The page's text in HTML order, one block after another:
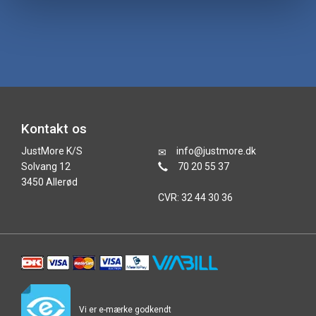
Kontakt os
JustMore K/S
Solvang 12
3450 Allerød
info@justmore.dk
70 20 55 37
CVR: 32 44 30 36
Vi er e-mærke godkendt